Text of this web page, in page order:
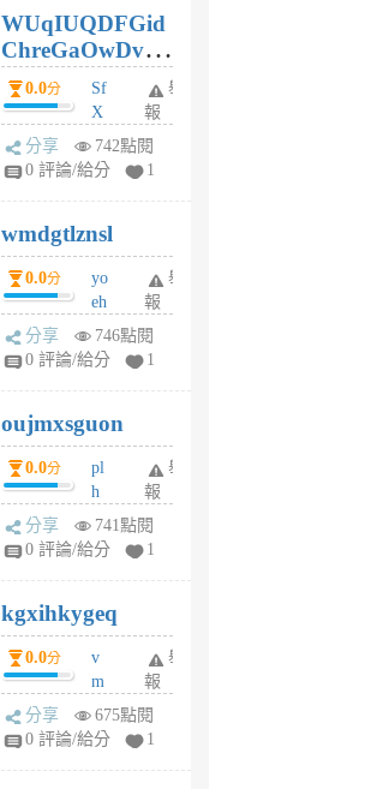
個
月
前
WUqIUQDFGid
ChreGaOwDv
dY0.0分
Sf
X
Pe
Jc
R
P
m
v
A
V
個
月
前
舉
報
分享
742點閱
0 評論/給分
1
wmdgtlznsl
0.0分
yo
eh
ld
gy
個
月
前
舉
報
分享
746點閱
0 評論/給分
1
oujmxsguon
0.0分
pl
h
wi
w
6
個
月
前
舉
報
分享
741點閱
0 評論/給分
1
kgxihkygeq
0.0分
v
m
sg
sr
舉
報
分享
675點閱
0 評論/給分
1